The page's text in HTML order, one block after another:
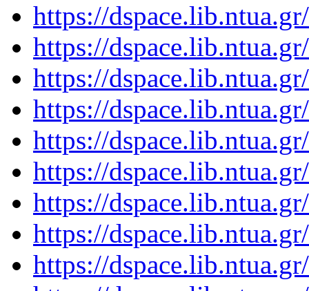
https://
https://
https://
https://
https://
https://
https://
https://
https://